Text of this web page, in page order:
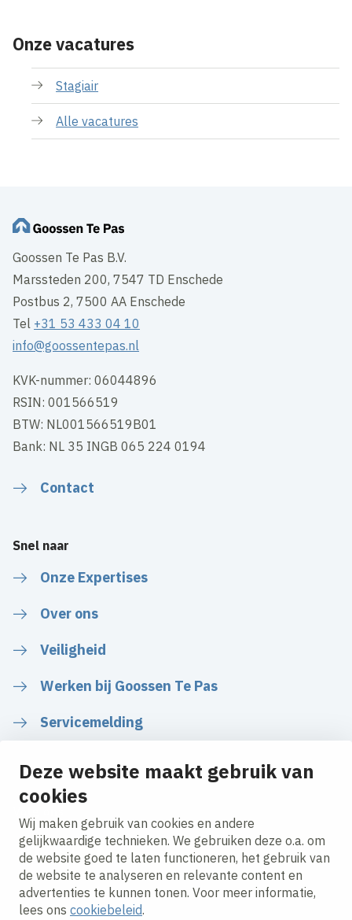
Deze website maakt gebruik van
cookies
Wij maken gebruik van cookies en andere
gelijkwaardige technieken. We gebruiken deze o.a. om
de website goed te laten functioneren, het gebruik van
de website te analyseren en relevante content en
advertenties te kunnen tonen. Voor meer informatie,
lees ons cookiebeleid.
Onze vacatures
Stagiair
Alle vacatures
Goossen Te Pas B.V.
Marssteden 200, 7547 TD Enschede
Postbus 2, 7500 AA Enschede
Tel +31 53 433 04 10
info@goossentepas.nl
KVK-nummer: 06044896
RSIN: 001566519
BTW: NL001566519B01
Bank: NL 35 INGB 065 224 0194
Contact
Snel naar
Onze Expertises
Over ons
Veiligheid
Werken bij Goossen Te Pas
Servicemelding
LinkedInInstagramFacebook